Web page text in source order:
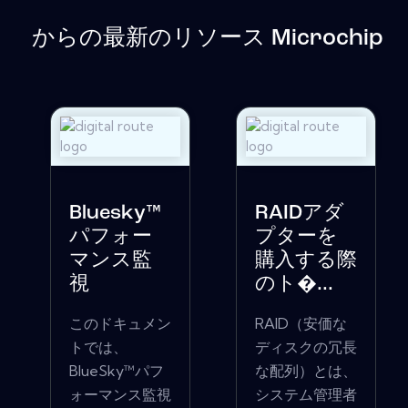
からの最新のリソース Microchip
Bluesky™
パフォー
マンス監
視
このドキュメン
トでは、
BlueSky™パフ
ォーマンス監視
RAIDアダ
プターを
購入する際
のト�...
RAID（安価な
ディスクの冗長
な配列）とは、
システム管理者